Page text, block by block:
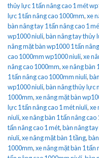
thủy lực 1 tấn nâng cao 1 mét
lực 1 tấn nâng cao 1000mm,xe
bàn nâng tay 1 tấn nâng cao 1
wp1000 niuli,bàn nâng tay thủy
nâng mặt bàn wp1000 1 tấn
cao 1000mm wp1000 niuli,xe
nâng cao 1000mm,xe nâng bàn
1 tấn nâng cao 1000mm niuli,
wp1000 niuli,bàn nâng thủy lực
1000mm,xe nâng mặt bàn
lực 1 tấn nâng cao 1 mét niuli,xe
niuli,xe nâng bàn 1 tấn nâng
tấn nâng cao 1 mét,bàn nâng
niuli,xe nâng mặt bàn 1 tầng,
1000mm,xe nâng mặt bàn 1 tấn